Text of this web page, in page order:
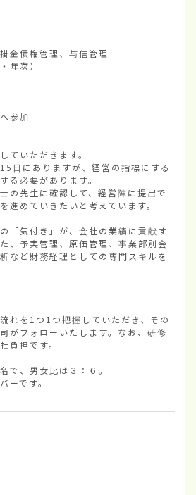
金債権管理、与信管理
年次）
参加
ていただきます。
日にありますが、経営の指標にする
る必要があります。
の先生に確認して、経営陣に提出で
進めていきたいと考えています。
「気付き」が、会社の業績に貢献す
、予実管理、原価管理、事業部別会
など財務経理としての専門スキルを
れを1つ1つ把握していただき、その
がフォローいたします。なお、研修
負担です。
で、男女比は３：６。
ーです。